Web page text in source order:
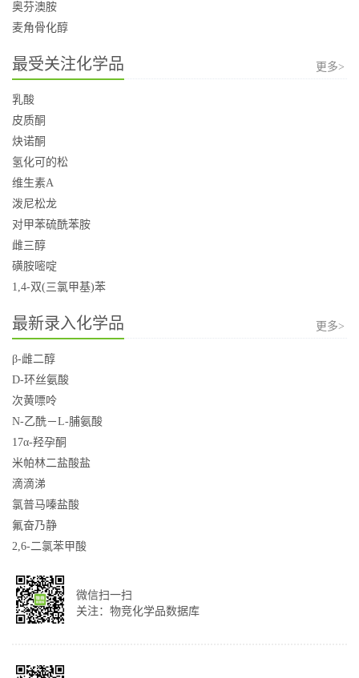
奥芬澳胺
麦角骨化醇
最受关注化学品 更多>
乳酸
皮质酮
炔诺酮
氢化可的松
维生素A
泼尼松龙
对甲苯硫酰苯胺
雌三醇
磺胺嘧啶
1,4-双(三氯甲基)苯
最新录入化学品 更多>
β-雌二醇
D-环丝氨酸
次黄嘌呤
N-乙酰－L-脯氨酸
17α-羟孕酮
米帕林二盐酸盐
滴滴涕
氯普马嗪盐酸
氟奋乃静
2,6-二氯苯甲酸
微信扫一扫
关注：物竞化学品数据库